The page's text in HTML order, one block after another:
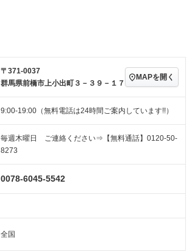
装備略号／用語解説
スマートキー ローダウン
3列シート ベンチシート
オットマン － 電動格納サードシート
後席モニター 電動リアゲート
全周囲カメラ
〒371-0037
群馬県前橋市上小出町３－３９－１７
MAPを開く
9:00-19:00（無料電話は24時間ご案内しています!!）
毎週木曜日 ご連絡ください⇒【無料通話】0120-50-
8273
0078-6045-5542
全国